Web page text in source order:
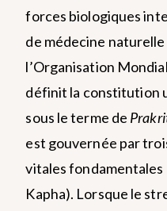
forces biologiques
de médecine
l’Organisation
définit la constitution
sous le terme de
est gouvernée par
vitales fondamentales
Kapha). Lorsque le